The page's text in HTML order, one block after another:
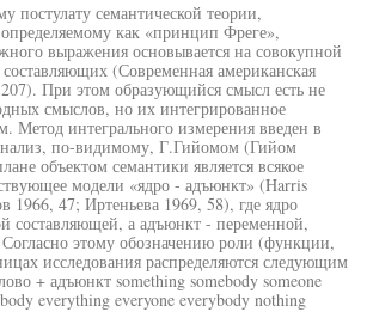
постулату семантической теории,
как «принцип Фреге»,
выражения основывается на совокупной
(Современная американская
При этом образующийся смысл есть не
смыслов, но их интегрированное
Метод интегрального измерения введен в
по-видимому, Г.Гийомом (Гийом
объектом семантики является всякое
модели «ядро - адъюнкт» (Harris
1966, 47; Иртеньева 1969, 58), где ядро
составляющей, а адъюнкт - переменной,
этому обозначению роли (функции,
исследования распределяются следующим
+ адъюнкт something somebody someone
everything everyone everybody nothing